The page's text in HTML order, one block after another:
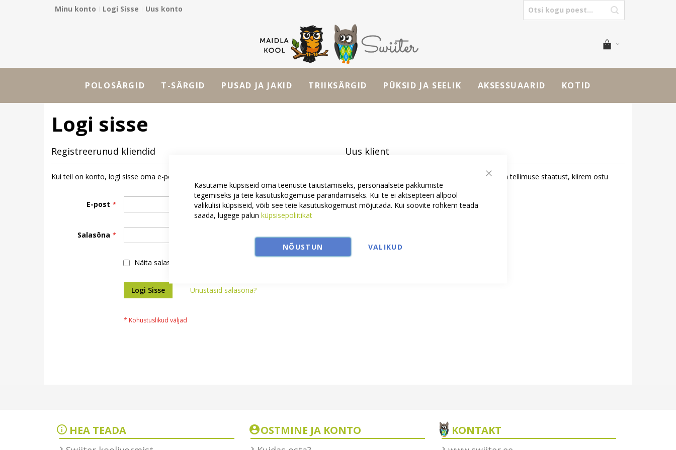
Kasutame küpsiseid oma teenuste täiustamiseks, personaalsete pakkumiste
tegemiseks ja teie kasutuskogemuse parandamiseks. Kui te ei aktsepteeri allpool
valikulisi küpsiseid, võib see teie kasutuskogemust mõjutada. Kui soovite rohkem teada
saada, lugege palun küpsisepoliitikat
NÕUSTUN VALIKUD
Skip
Minu konto Logi Sisse Uus konto
POLOSÄRGID T-SÄRGID PUSAD JA JAKID TRIIKSÄRGID PÜKSID JA SEELIK AKSESSUAARID KOTID
Logi sisse
Registreerunud kliendid
Kui teil on konto, logi sisse oma e-posti aadressiga.
E-post
Salasõna
Näita salasõna
Logi Sisse Unustasid salasõna?
Uus klient
Konto loomisel on mitmeid eeliseid - saate jälgida tellimuse staatust, kiirem ostu
vormistamine ja rohkemgi.
Uus konto
HEA TEADA OSTMINE JA KONTO KONTAKT